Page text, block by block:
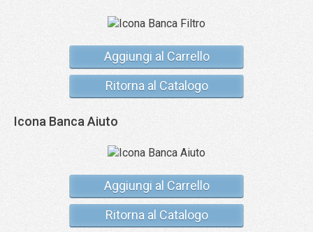
Aggiungi al Carrello
Ritorna al Catalogo
Icona Banca Aiuto
Aggiungi al Carrello
Ritorna al Catalogo